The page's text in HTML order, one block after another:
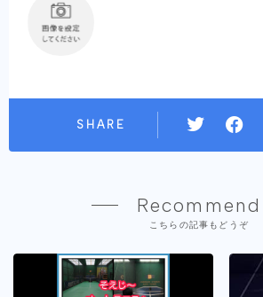
SHARE
Recommend
こちらの記事もどうぞ